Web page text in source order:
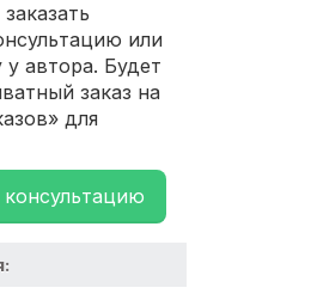
или
у автора. Будет
заказ на
для
консультацию